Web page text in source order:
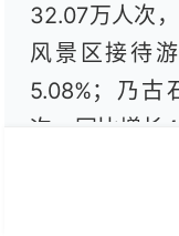
32.07万人次
风景区接待
5.08%；乃古
次，同比增长
2.26万人次
界接待游客